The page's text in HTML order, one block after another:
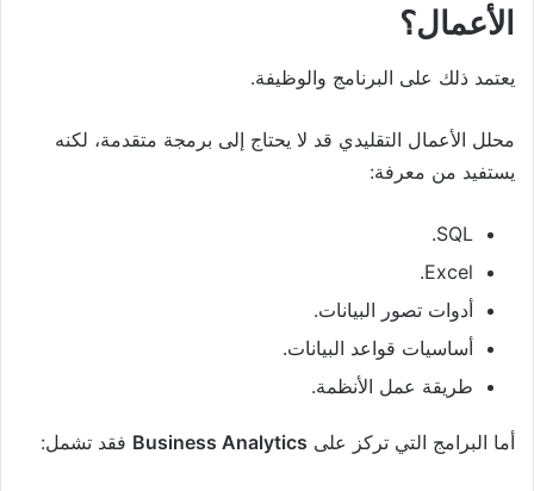
الأعمال؟
يعتمد ذلك على البرنامج والوظيفة.
محلل الأعمال التقليدي قد لا يحتاج إلى برمجة متقدمة، لكنه
يستفيد من معرفة:
SQL.
Excel.
أدوات تصور البيانات.
أساسيات قواعد البيانات.
طريقة عمل الأنظمة.
أما البرامج التي تركز على Business Analytics فقد تشمل: